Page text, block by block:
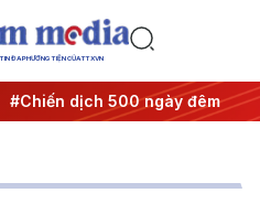
ĐA PHƯƠNG TIỆN CỦA TTXVN
#Chiến dịch 500 ngày đêm